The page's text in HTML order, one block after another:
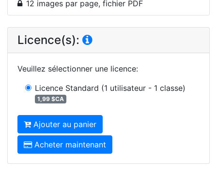
12 images par page, fichier PDF
Licence(s):
Veuillez sélectionner une licence:
Licence Standard (1 utilisateur - 1 classe)
1,99 $CA
Ajouter au panier
Acheter maintenant